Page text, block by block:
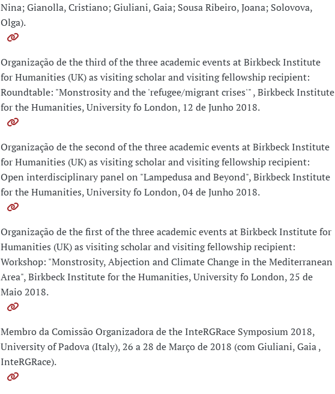
Nina; Gianolla, Cristiano; Giuliani, Gaia; Sousa Ribeiro, Joana; Solovova,
Olga).
Organização de the third of the three academic events at Birkbeck Institute
for Humanities (UK) as visiting scholar and visiting fellowship recipient:
Roundtable: "Monstrosity and the 'refugee/migrant crises'" , Birkbeck Institute
for the Humanities, University fo London, 12 de Junho 2018.
Organização de the second of the three academic events at Birkbeck Institute
for Humanities (UK) as visiting scholar and visiting fellowship recipient:
Open interdisciplinary panel on "Lampedusa and Beyond", Birkbeck Institute
for the Humanities, University fo London, 04 de Junho 2018.
Organização de the first of the three academic events at Birkbeck Institute for
Humanities (UK) as visiting scholar and visiting fellowship recipient:
Workshop: "Monstrosity, Abjection and Climate Change in the Mediterranean
Area", Birkbeck Institute for the Humanities, University fo London, 25 de
Maio 2018.
Membro da Comissão Organizadora de the InteRGRace Symposium 2018,
University of Padova (Italy), 26 a 28 de Março de 2018 (com Giuliani, Gaia ,
InteRGRace).